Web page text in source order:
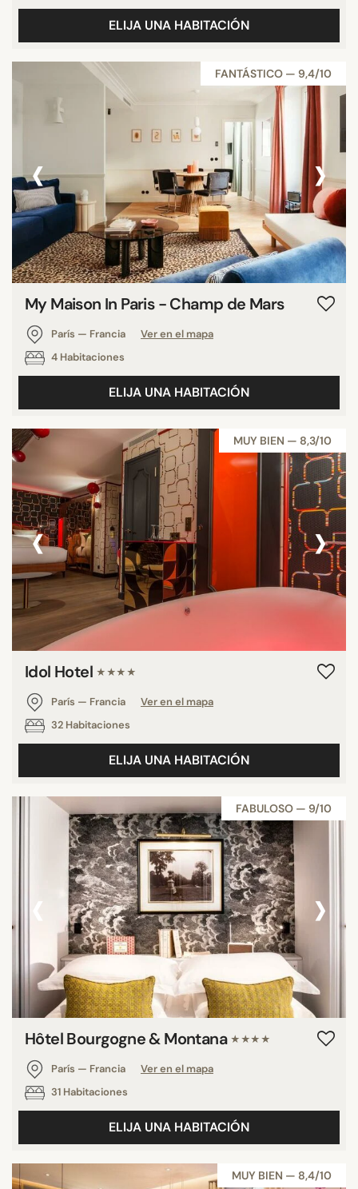
ELIJA UNA HABITACIÓN
FANTÁSTICO — 9,4/10
‹ ›
My Maison In Paris - Champ de Mars
París — Francia
Ver en el mapa
4 Habitaciones
ELIJA UNA HABITACIÓN
MUY BIEN — 8,3/10
‹ ›
Idol Hotel ★★★★
París — Francia
Ver en el mapa
32 Habitaciones
ELIJA UNA HABITACIÓN
FABULOSO — 9/10
‹ ›
Hôtel Bourgogne & Montana ★★★★
París — Francia
Ver en el mapa
31 Habitaciones
ELIJA UNA HABITACIÓN
MUY BIEN — 8,4/10